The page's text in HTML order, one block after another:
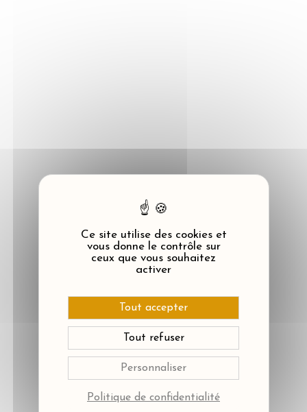
Ce site utilise des cookies et
vous donne le contrôle sur
ceux que vous souhaitez
activer
Tout accepter
Tout refuser
Personnaliser
Politique de confidentialité